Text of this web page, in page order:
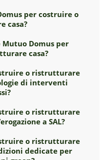
per costruire o
casa?
Mutuo Domus per
casa?
o ristrutturare
di interventi
o ristrutturare
a SAL?
o ristrutturare
dedicate per